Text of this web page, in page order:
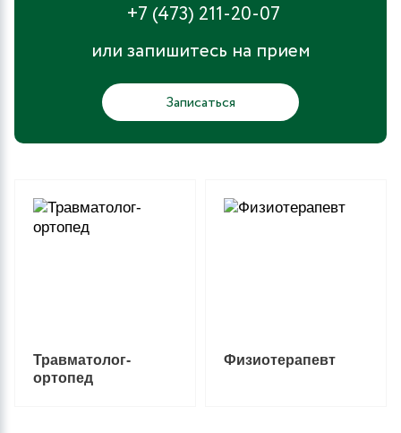
+7 (473) 211-20-07
или запишитесь на прием
Записаться
Травматолог-
ортопед
Физиотерапевт